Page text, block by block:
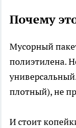
Почему
Мусорный
полиэтилена.
плотный), не
И стоит